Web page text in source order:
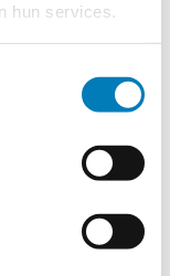
hun services.
Privacy Policy